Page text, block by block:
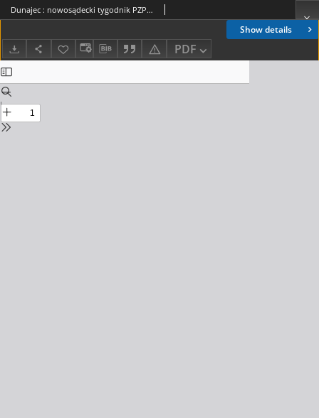
Show details
PDF
Dunajec : nowosądecki tygodnik PZPR. 1988, nr 10(383)